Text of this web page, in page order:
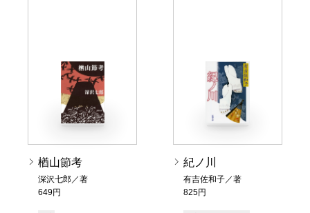
楢山節考
深沢七郎／著
649円
紀ノ川
有吉佐和子／著
825円